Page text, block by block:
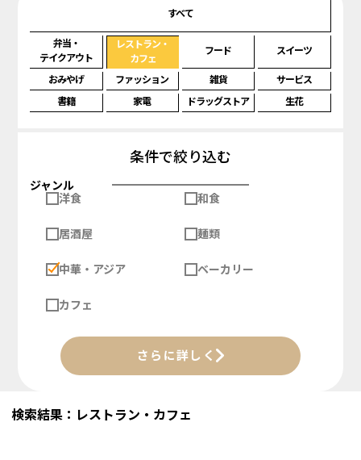
すべて
弁当・
テイクアウト
レストラン・
カフェ
フード スイーツ
おみやげ ファッション 雑貨
サービス
書籍
家電 ドラッグストア 生花
条件で絞り込む
ジャンル
洋食
和食
居酒屋 麺類
中華・アジア ベーカリー
カフェ
さらに詳しく
検索結果：レストラン・カフェ